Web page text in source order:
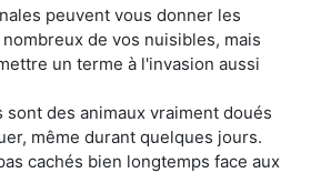
peuvent vous donner les
de vos nuisibles, mais
un terme à l'invasion aussi
sont des animaux vraiment doués
même durant quelques jours.
cachés bien longtemps face aux